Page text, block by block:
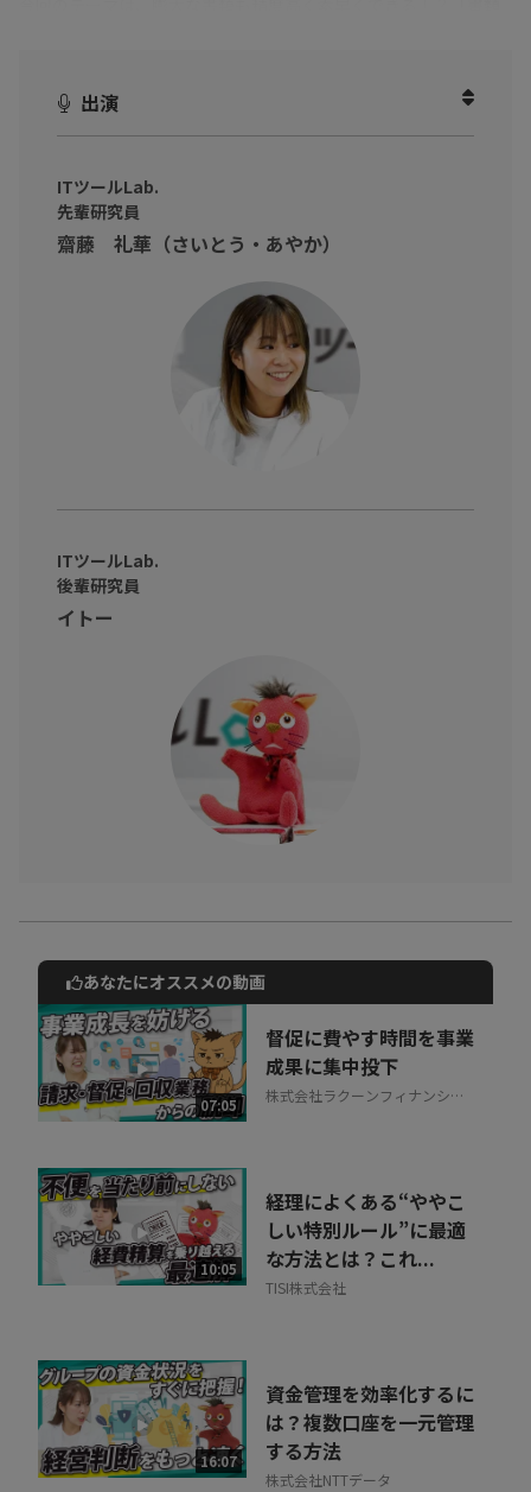
日々処理する請求書などの書類の中には、フォーマットが異なる
ものも多いですよね。
の工数がかかり、結果として本来の業務に時間が割けないといっ
た課題を持つご担当者の方も多いかと思います。
本動画では、ITツールLab.の先輩・後輩研究員が実際に、次世代A
I OCR『SmartRead（スマートリード）』を使い
経理担当者の業務効率化や人手不足解消も期待できる方法をご紹
出演
ITツールLab.
先輩研究員
齋藤 礼華（さいとう・あやか）
ITツールLab.
後輩研究員
イトー
動画でご紹介しているサービスについて
お気軽にご相談・ご質問いただけます！
30秒でお申し込み可能
相談を希望する 無料
あなたにオススメの動画
07:05
督促に費やす時間を事業
成果に集中投下
株式会社ラクーンフィナンシャ
10:05
経理によくある“ややこ
しい特別ルール”に最適
な方法とは？これ...
TISI株式会社
16:07
資金管理を効率化するに
は？複数口座を一元管理
する方法
株式会社NTTデータ